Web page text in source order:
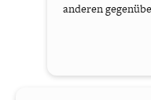
anderen